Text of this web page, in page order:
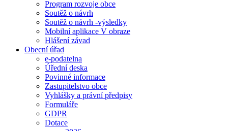
Program rozvoje obce
Soutěž o návrh
Soutěž o návrh -výsledky
Mobilní aplikace V obraze
Hlášení závad
Obecní úřad
e-podatelna
Úřední deska
Povinné informace
Zastupitelstvo obce
Vyhlášky a právní předpisy
Formuláře
GDPR
Dotace